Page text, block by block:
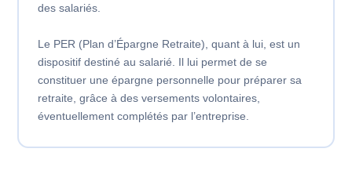
des salariés.
Le PER (Plan d’Épargne Retraite), quant à lui, est un
dispositif destiné au salarié. Il lui permet de se
constituer une épargne personnelle pour préparer sa
retraite, grâce à des versements volontaires,
éventuellement complétés par l’entreprise.